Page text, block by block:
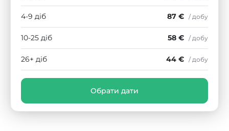
4-9 діб 87 € / добу
10-25 діб 58 € / добу
26+ діб 44 € / добу
Обрати дати